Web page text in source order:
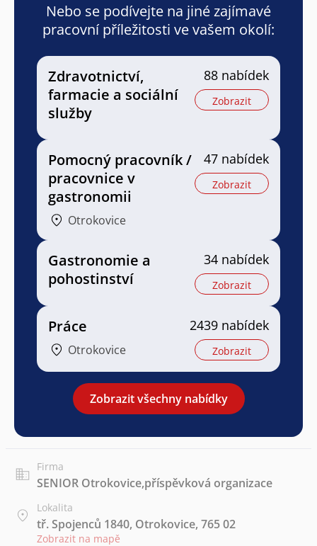
Nebo se podívejte na jiné zajímavé
pracovní příležitosti ve vašem okolí:
Zdravotnictví,
farmacie a sociální
služby
88 nabídek
Zobrazit
Pomocný pracovník /
pracovnice v
gastronomii
Otrokovice
47 nabídek
Zobrazit
Gastronomie a
pohostinství
34 nabídek
Zobrazit
Práce
Otrokovice
2439 nabídek
Zobrazit
Zobrazit všechny nabídky
Firma
SENIOR Otrokovice,příspěvková organizace
Lokalita
tř. Spojenců 1840, Otrokovice, 765 02
Zobrazit na mapě